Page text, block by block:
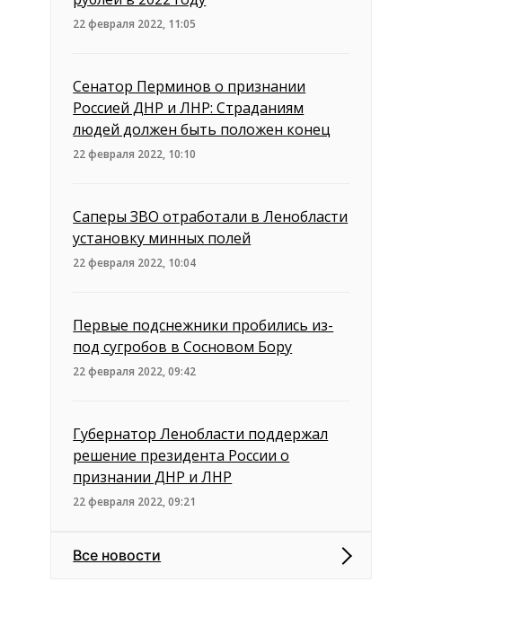
22 февраля 2022, 11:05
Сенатор Перминов о признании
Россией ДНР и ЛНР: Страданиям
людей должен быть положен конец
22 февраля 2022, 10:10
Саперы ЗВО отработали в Ленобласти
установку минных полей
22 февраля 2022, 10:04
Первые подснежники пробились из-
под сугробов в Сосновом Бору
22 февраля 2022, 09:42
Губернатор Ленобласти поддержал
решение президента России о
признании ДНР и ЛНР
22 февраля 2022, 09:21
Все новости